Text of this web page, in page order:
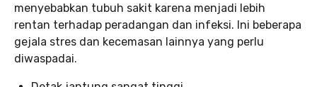
menyebabkan tubuh sakit karena menjadi lebih
rentan terhadap peradangan dan infeksi. Ini beberapa
gejala stres dan kecemasan lainnya yang perlu
diwaspadai.